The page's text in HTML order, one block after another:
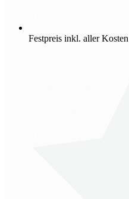
Festpreis inkl. aller Kosten